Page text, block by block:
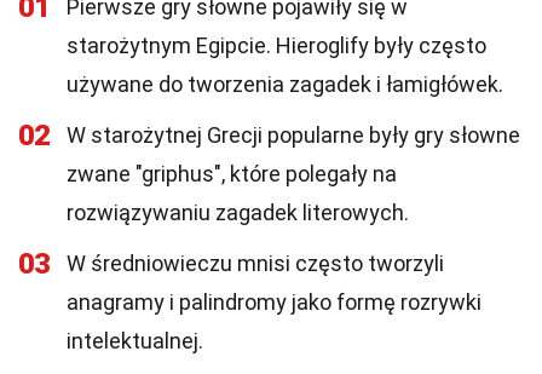
01
Pierwsze gry słowne pojawiły się w
starożytnym Egipcie. Hieroglify były często
używane do tworzenia zagadek i łamigłówek.
02
W starożytnej Grecji popularne były gry słowne
zwane "griphus", które polegały na
rozwiązywaniu zagadek literowych.
03
W średniowieczu mnisi często tworzyli
anagramy i palindromy jako formę rozrywki
intelektualnej.